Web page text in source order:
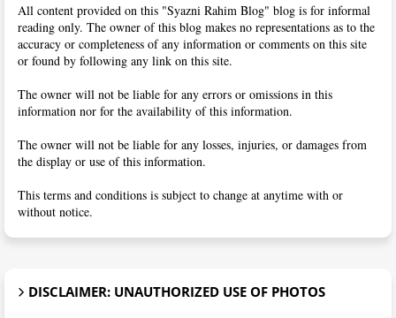
All content provided on this "Syazni Rahim Blog" blog is for informal
reading only. The owner of this blog makes no representations as to the
accuracy or completeness of any information or comments on this site
or found by following any link on this site.
The owner will not be liable for any errors or omissions in this
information nor for the availability of this information.
The owner will not be liable for any losses, injuries, or damages from
the display or use of this information.
This terms and conditions is subject to change at anytime with or
without notice.
DISCLAIMER: UNAUTHORIZED USE OF PHOTOS